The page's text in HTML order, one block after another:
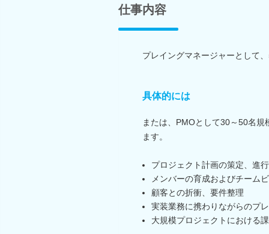
仕事内容
プレイングマネージャーとして
具体的には
または、PMOとして30～50名
ます。
プロジェクト計画の策定、進
メンバーの育成およびチーム
顧客との折衝、要件整理
実装業務に携わりながらのプ
大規模プロジェクトにおける